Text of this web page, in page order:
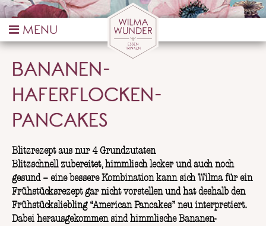
BANANEN-
HAFERFLOCKEN-
PANCAKES
Blitzrezept aus nur 4 Grundzutaten
Blitzschnell zubereitet, himmlisch lecker und auch noch
gesund – eine bessere Kombination kann sich Wilma für ein
Frühstücksrezept gar nicht vorstellen und hat deshalb den
Frühstücksliebling “American Pancakes” neu interpretiert.
Dabei herausgekommen sind himmlische Bananen-